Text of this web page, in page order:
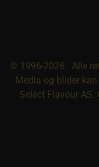
© 1996-2026. Alle
Media og bilder
Select Flavour